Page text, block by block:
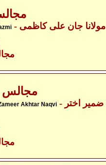
- مولانا جان علی کاظمی
-
مجالس
Akhtar Naqvi - علامہ ڈاکٹر سید ضمیر اختر
-